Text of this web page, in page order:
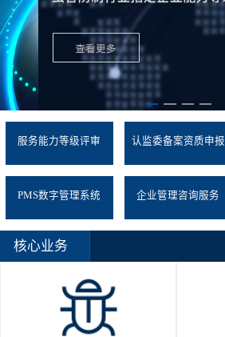
服务能力等级评审 认监委备案资质申报
PMS数字管理系统 企业管理咨询服务
核心业务